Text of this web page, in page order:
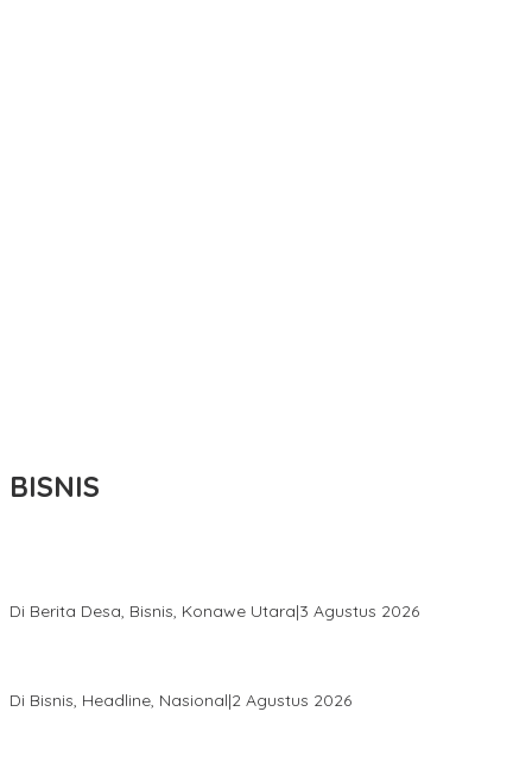
BISNIS
Di Berita Desa, Bisnis, Konawe Utara|3 Agustus 2026
Di Bisnis, Headline, Nasional|2 Agustus 2026